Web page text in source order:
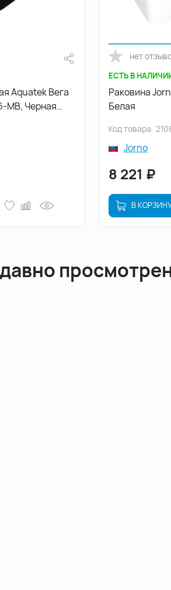
Aquatek Вега
MB, Черная
нет
ЕСТЬ В
Раковина Jorno
Белая
Код товара
Jorno
8 221 ₽
В